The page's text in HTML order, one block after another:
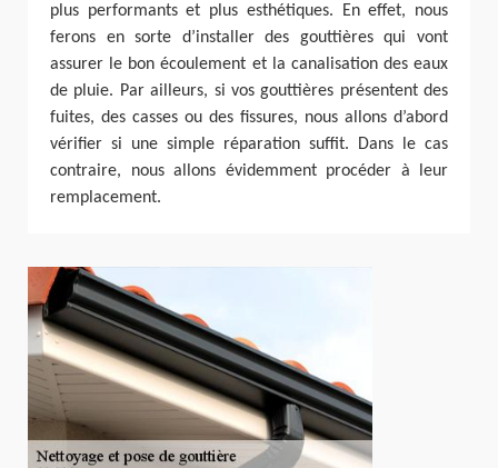
plus performants et plus esthétiques. En effet, nous
ferons en sorte d’installer des gouttières qui vont
assurer le bon écoulement et la canalisation des eaux
de pluie. Par ailleurs, si vos gouttières présentent des
fuites, des casses ou des fissures, nous allons d’abord
vérifier si une simple réparation suffit. Dans le cas
contraire, nous allons évidemment procéder à leur
remplacement.